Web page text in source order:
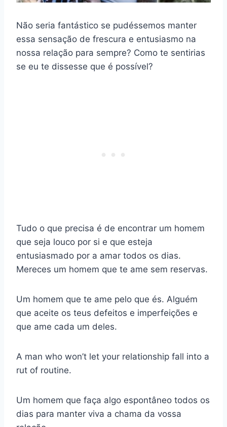
Não seria fantástico se pudéssemos manter
essa sensação de frescura e entusiasmo na
nossa relação para sempre? Como te sentirias
se eu te dissesse que é possível?
Tudo o que precisa é de encontrar um homem
que seja louco por si e que esteja
entusiasmado por a amar todos os dias.
Mereces um homem que te ame sem reservas.
Um homem que te ame pelo que és. Alguém
que aceite os teus defeitos e imperfeições e
que ame cada um deles.
A man who won’t let your relationship fall into a
rut of routine.
Um homem que faça algo espontâneo todos os
dias para manter viva a chama da vossa